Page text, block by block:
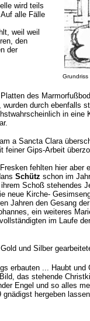
wird teils
Auf alle Fälle
weil weil
den
der
des
durch ebenfalls
in
a Sancta Clara
Gips-Arbeit
fehlten hier aber
Schütz schon im
Schoß stehendes
neue Kirche-
Jahren den Gesang
ein weiteres
im Laufe
und Silber
erbauten ... Haubt
das stehende
Engel und so alles
gnädigst hergeben